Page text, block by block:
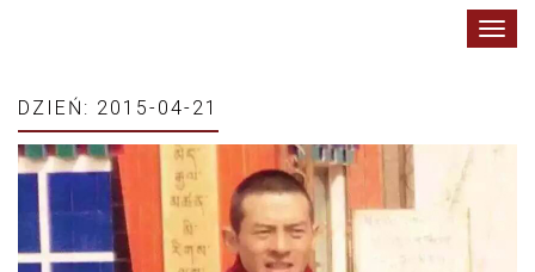
DZIEŃ: 2015-04-21